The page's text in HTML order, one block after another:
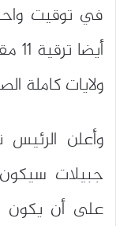
في توقيت
ولايات كاملة
وأعلن الرئيس
على أن يكون